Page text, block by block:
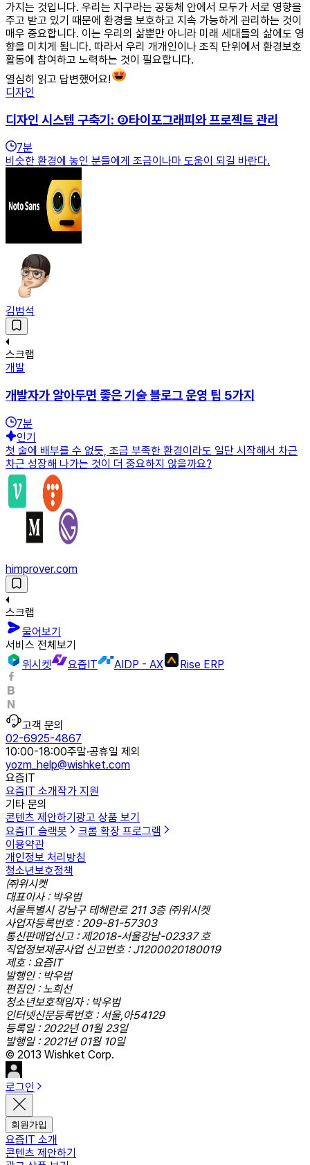
가지는 것입니다. 우리는 지구라는 공동체 안에서 모두가 서로 영향을
주고 받고 있기 때문에 환경을 보호하고 지속 가능하게 관리하는 것이
매우 중요합니다. 이는 우리의 삶뿐만 아니라 미래 세대들의 삶에도 영
향을 미치게 됩니다. 따라서 우리 개개인이나 조직 단위에서 환경보호
활동에 참여하고 노력하는 것이 필요합니다.
열심히 읽고 답변했어요!
디자인
디자인 시스템 구축기: ③타이포그래피와 프로젝트 관리
7분
비슷한 환경에 놓인 분들에게 조금이나마 도움이 되길 바란다.
김범석
스크랩
개발
개발자가 알아두면 좋은 기술 블로그 운영 팁 5가지
7분
인기
첫 술에 배부를 수 없듯, 조금 부족한 환경이라도 일단 시작해서 차근
차근 성장해 나가는 것이 더 중요하지 않을까요?
himprover.com
스크랩
물어보기
서비스 전체보기
위시켓
요즘IT AIDP - AX Rise ERP
고객 문의
02-6925-4867
10:00-18:00주말·공휴일 제외
yozm_help@wishket.com
요즘IT
요즘IT 소개작가 지원
기타 문의
콘텐츠 제안하기광고 상품 보기
요즘IT 슬랙봇
크롬 확장 프로그램
이용약관
개인정보 처리방침
청소년보호정책
㈜위시켓
대표이사 : 박우범
서울특별시 강남구 테헤란로 211 3층 ㈜위시켓
사업자등록번호 : 209-81-57303
통신판매업신고 : 제2018-서울강남-02337 호
직업정보제공사업 신고번호 : J1200020180019
제호 : 요즘IT
발행인 : 박우범
편집인 : 노희선
청소년보호책임자 : 박우범
인터넷신문등록번호 : 서울,아54129
등록일 : 2022년 01월 23일
발행일 : 2021년 01월 10일
© 2013 Wishket Corp.
로그인
회원가입
요즘IT 소개
콘텐츠 제안하기